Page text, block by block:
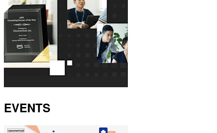
EVENTS